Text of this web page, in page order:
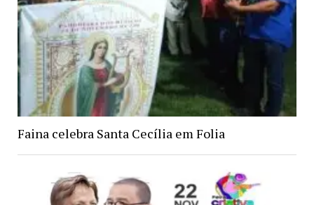
Faina celebra Santa Cecília em Folia